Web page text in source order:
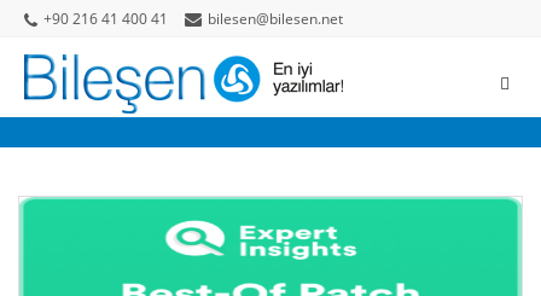
+90 216 41 400 41 bilesen@bilesen.net